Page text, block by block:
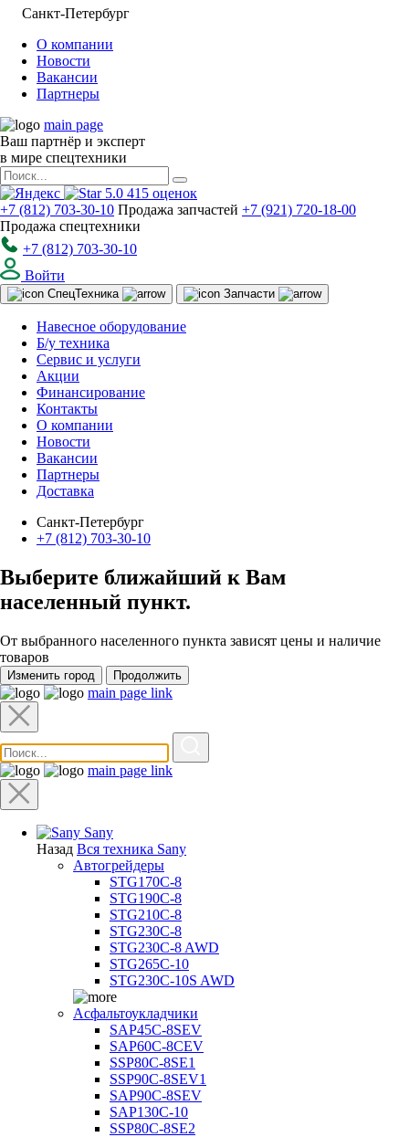
Санкт-Петербург
О компании
Новости
Вакансии
Партнеры
main page
Ваш партнёр и эксперт
в мире спецтехники
5.0 415 оценок
+7 (812) 703-30-10 Продажа запчастей +7 (921) 720-18-00
Продажа спецтехники
+7 (812) 703-30-10
Войти
СпецТехника Запчасти
Навесное оборудование
Б/у техника
Сервис и услуги
Акции
Финансирование
Контакты
О компании
Новости
Вакансии
Партнеры
Доставка
Санкт-Петербург
+7 (812) 703-30-10
Выберите ближайший к Вам
населенный пункт.
От выбранного населенного пункта зависят цены и наличие
товаров
Изменить город Продолжить
main page link
main page link
Sany
Назад Вся техника Sany
Автогрейдеры
STG170C-8
STG190C-8
STG210C-8
STG230C-8
STG230C-8 AWD
STG265C-10
STG230C-10S AWD
Асфальтоукладчики
SAP45С-8SEV
SAP60C-8CEV
SSP80C-8SE1
SSP90C-8SEV1
SAP90C-8SEV
SAP130C-10
SSP80C-8SE2